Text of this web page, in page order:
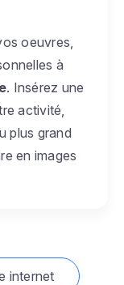
oeuvres,
à
. Insérez une
activité,
plus grand
en images
internet